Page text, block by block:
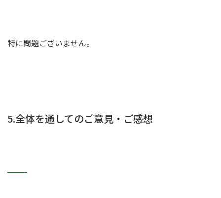
特に問題ございません。
5.全体を通してのご意見・ご感想